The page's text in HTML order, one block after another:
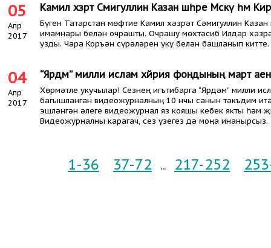
05
Апр
2017
Камил хәзрәт Сәмигуллин Казан шәһәре Мәскәү
Бүген Татарстан мөфтие Камил хәзрәт Сәмигуллин
имамнары белән очрашты. Очрашу мөхтәсиб Илдар
узды. Чара Коръән сүрәләрен уку белән башланып китте.
04
Апр
2017
“Ярдәм” милли ислам хәйрия фондының март
Хөрмәтле укучылар! Сезнең игътибарга “Ярдәм” милли
багышланган видеожурналның 10 нчы санын тәкъдим
эшләнгән әлеге видеожурнал яз кояшы кебек якты һәм
Видеожурналны карагач, сез үзегез дә моңа инанырсыз.
1-36 37-72 ... 217-252